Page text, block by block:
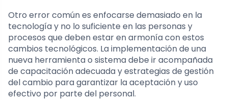
Otro error común es enfocarse demasiado en la
tecnología y no lo suficiente en las personas y
procesos que deben estar en armonía con estos
cambios tecnológicos. La implementación de una
nueva herramienta o sistema debe ir acompañada
de capacitación adecuada y estrategias de gestión
del cambio para garantizar la aceptación y uso
efectivo por parte del personal.